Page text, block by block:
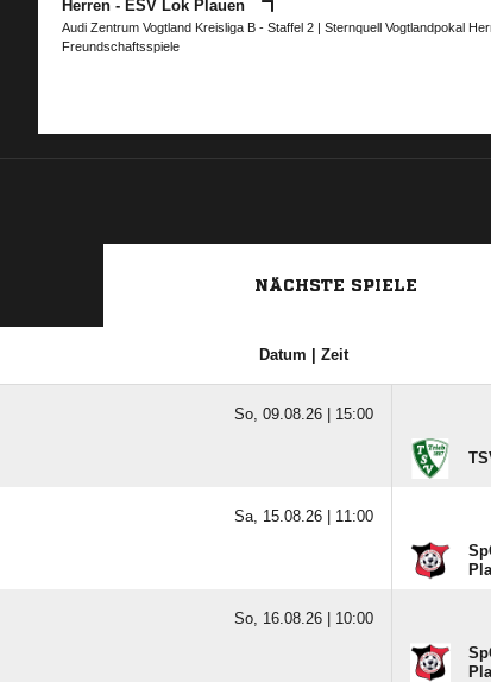
Herren - ESV Lok Plauen
Audi Zentrum Vogtland Kreisliga B - Staffel 2 | Sternquell Vogtlandpokal
Freundschaftsspiele
NÄCHSTE SPIELE
Datum | Zeit
So, 09.08.26 | 15:00
Sa, 15.08.26 | 11:00
So, 16.08.26 | 10:00